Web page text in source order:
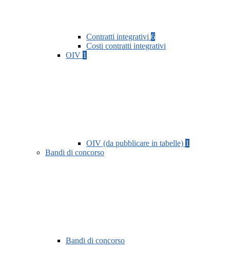
Contratti integrativi 6
Costi contratti integrativi
OIV 1
OIV (da pubblicare in tabelle) 1
Bandi di concorso
Bandi di concorso